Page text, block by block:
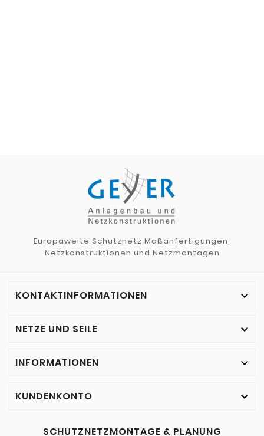
Europaweite Schutznetz Maßanfertigungen,
Netzkonstruktionen und Netzmontagen
KONTAKTINFORMATIONEN 
NETZE UND SEILE 
INFORMATIONEN 
KUNDENKONTO 
SCHUTZNETZMONTAGE & PLANUNG